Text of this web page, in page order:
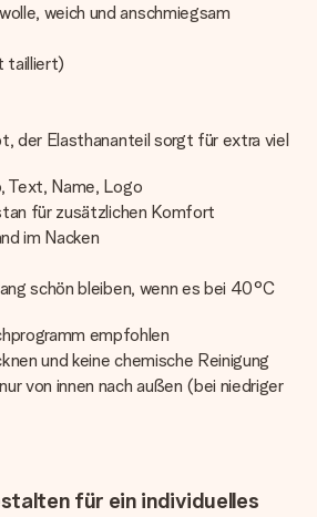
weich und anschmiegsam
tailliert)
der Elasthananteil sorgt für extra viel
Text, Name, Logo
für zusätzlichen Komfort
im Nacken
schön bleiben, wenn es bei 40°C
empfohlen
und keine chemische Reinigung
von innen nach außen (bei niedriger
für ein individuelles